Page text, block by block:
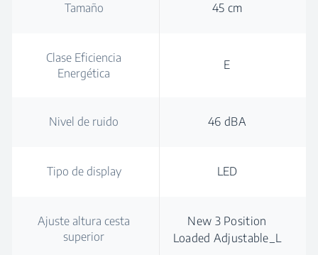
Tamaño 45 cm
Clase Eficiencia
Energética
E
Nivel de ruido 46 dBA
Tipo de display LED
Ajuste altura cesta
superior
New 3 Position
Loaded Adjustable_L